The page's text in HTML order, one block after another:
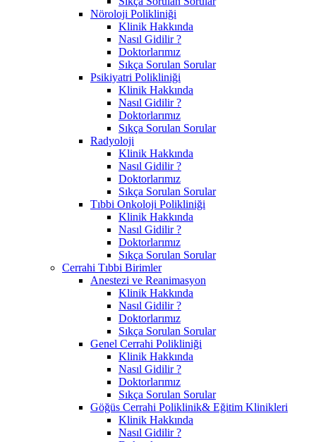
Nöroloji Polikliniği
Klinik Hakkında
Nasıl Gidilir ?
Doktorlarımız
Sıkça Sorulan Sorular
Psikiyatri Polikliniği
Klinik Hakkında
Nasıl Gidilir ?
Doktorlarımız
Sıkça Sorulan Sorular
Radyoloji
Klinik Hakkında
Nasıl Gidilir ?
Doktorlarımız
Sıkça Sorulan Sorular
Tıbbi Onkoloji Polikliniği
Klinik Hakkında
Nasıl Gidilir ?
Doktorlarımız
Sıkça Sorulan Sorular
Cerrahi Tıbbi Birimler
Anestezi ve Reanimasyon
Klinik Hakkında
Nasıl Gidilir ?
Doktorlarımız
Sıkça Sorulan Sorular
Genel Cerrahi Polikliniği
Klinik Hakkında
Nasıl Gidilir ?
Doktorlarımız
Sıkça Sorulan Sorular
Göğüs Cerrahi Poliklinik& Eğitim Klinikleri
Klinik Hakkında
Nasıl Gidilir ?